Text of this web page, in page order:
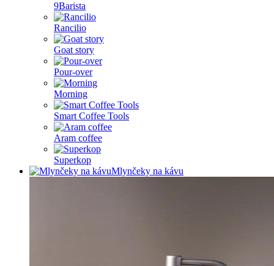
9Barista
Rancilio
Goat story
Pour-over
Morning
Smart Coffee Tools
Aram coffee
Superkop
Mlynčeky na kávu